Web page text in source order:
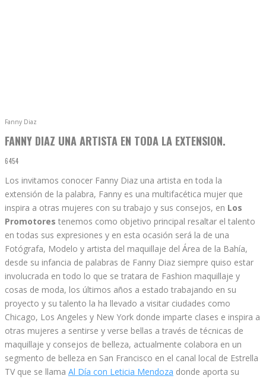
Fanny Diaz
FANNY DIAZ UNA ARTISTA EN TODA LA EXTENSION.
6454
Los invitamos conocer Fanny Diaz una artista en toda la
extensión de la palabra, Fanny es una multifacética mujer que
inspira a otras mujeres con su trabajo y sus consejos, en Los
Promotores tenemos como objetivo principal resaltar el talento
en todas sus expresiones y en esta ocasión será la de una
Fotógrafa, Modelo y artista del maquillaje del Área de la Bahía,
desde su infancia de palabras de Fanny Diaz siempre quiso estar
involucrada en todo lo que se tratara de Fashion maquillaje y
cosas de moda, los últimos años a estado trabajando en su
proyecto y su talento la ha llevado a visitar ciudades como
Chicago, Los Angeles y New York donde imparte clases e inspira a
otras mujeres a sentirse y verse bellas a través de técnicas de
maquillaje y consejos de belleza, actualmente colabora en un
segmento de belleza en San Francisco en el canal local de Estrella
TV que se llama Al Día con Leticia Mendoza donde aporta su